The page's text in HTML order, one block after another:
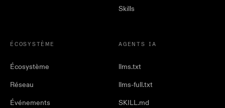
Skills
ÉCOSYSTÈME
Écosystème
Réseau
Événements
AGENTS IA
llms.txt
llms-full.txt
SKILL.md